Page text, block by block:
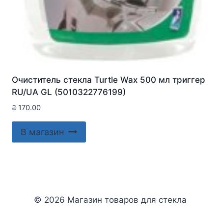
Очиститель стекла Turtle Wax 500 мл триггер
RU/UA GL (5010322776199)
₴ 170.00
В магазин
© 2026 Магазин товаров для стекла